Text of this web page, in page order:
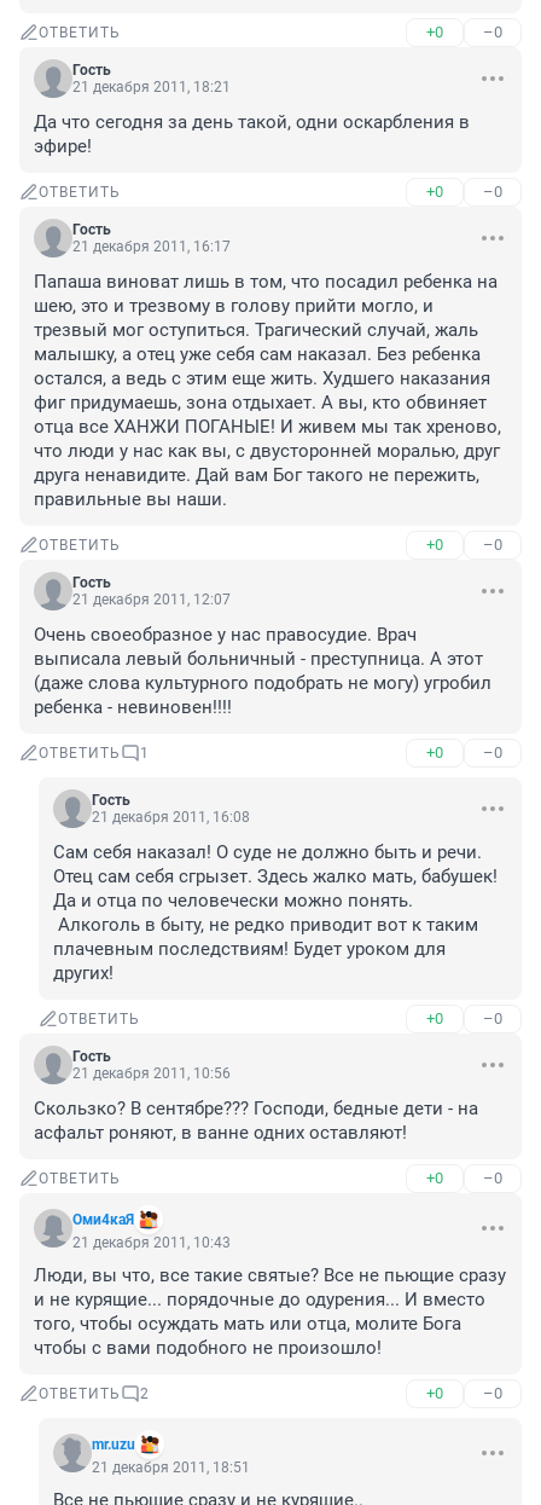
ОТВЕТИТЬ +0 –0
Гость
21 декабря 2011, 18:21
Да что сегодня за день такой, одни оскарбления в
эфире!
ОТВЕТИТЬ +0 –0
Гость
21 декабря 2011, 16:17
Папаша виноват лишь в том, что посадил ребенка на
шею, это и трезвому в голову прийти могло, и
трезвый мог оступиться. Трагический случай, жаль
малышку, а отец уже себя сам наказал. Без ребенка
остался, а ведь с этим еще жить. Худшего наказания
фиг придумаешь, зона отдыхает. А вы, кто обвиняет
отца все ХАНЖИ ПОГАНЫЕ! И живем мы так хреново,
что люди у нас как вы, с двусторонней моралью, друг
друга ненавидите. Дай вам Бог такого не пережить,
правильные вы наши.
ОТВЕТИТЬ +0 –0
Гость
21 декабря 2011, 12:07
Очень своеобразное у нас правосудие. Врач
выписала левый больничный - преступница. А этот
(даже слова культурного подобрать не могу) угробил
ребенка - невиновен!!!!
ОТВЕТИТЬ 1 +0 –0
Гость
21 декабря 2011, 16:08
Сам себя наказал! О суде не должно быть и речи.
Отец сам себя сгрызет. Здесь жалко мать, бабушек!
Да и отца по человечески можно понять.
Алкоголь в быту, не редко приводит вот к таким
плачевным последствиям! Будет уроком для
других!
ОТВЕТИТЬ +0 –0
Гость
21 декабря 2011, 10:56
Скользко? В сентябре??? Господи, бедные дети - на
асфальт роняют, в ванне одних оставляют!
ОТВЕТИТЬ +0 –0
Оми4каЯ
21 декабря 2011, 10:43
Люди, вы что, все такие святые? Все не пьющие сразу
и не курящие... порядочные до одурения... И вместо
того, чтобы осуждать мать или отца, молите Бога
чтобы с вами подобного не произошло!
ОТВЕТИТЬ 2 +0 –0
mr.uzu
21 декабря 2011, 18:51
Все не пьющие сразу и не курящие..